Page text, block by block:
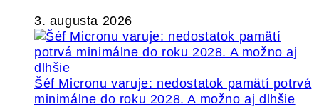
3. augusta 2026
Šéf Micronu varuje: nedostatok pamätí potrvá
minimálne do roku 2028. A možno aj dlhšie